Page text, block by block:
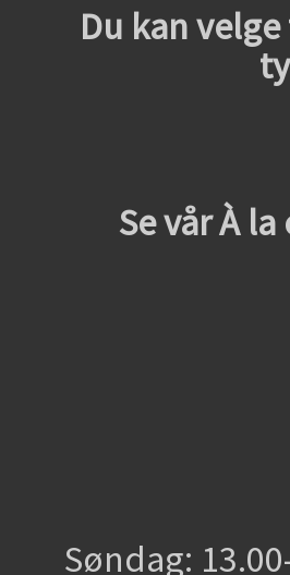
Du kan
Se vår À
Søndag: